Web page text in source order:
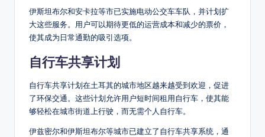
伊斯坦布尔和安卡拉等市已实施电动公交车车队，并计划扩
大这些服务。用户可以期待更低的运营成本和减少的票价，
使其成为日常通勤的吸引选项。
自行车共享计划
自行车共享计划在土耳其的城市地区越来越受到欢迎，促进
了环保交通。这些计划允许用户短时间租用自行车，使其能
够轻松在城市街道上行驶，而无需个人自行车。
伊兹密尔和伊斯坦布尔等城市已建立了自行车共享系统，通